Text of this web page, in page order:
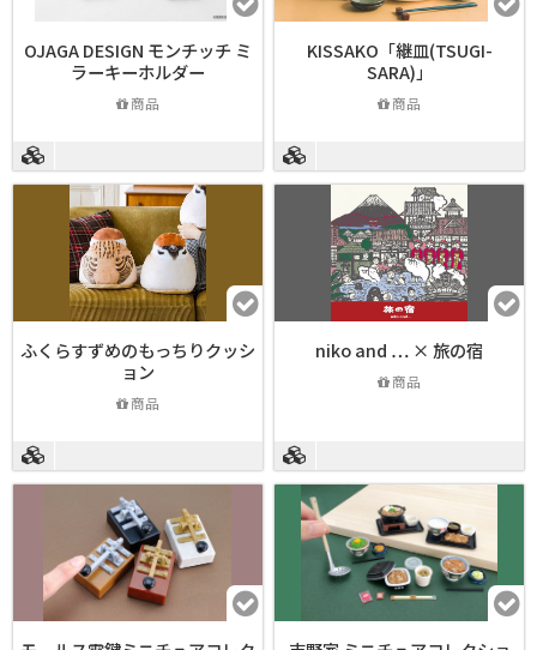
OJAGA DESIGN モンチッチ ミ
ラーキーホルダー
商品
KISSAKO「継皿(TSUGI-
SARA)」
商品
ふくらすずめのもっちりクッシ
ョン
商品
niko and … × 旅の宿
商品